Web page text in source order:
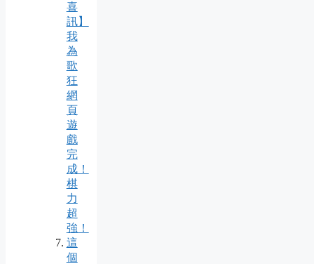
喜
訊】
我
為
歌
狂
網
頁
遊
戲
完
成！
棋
力
超
強！
這
個